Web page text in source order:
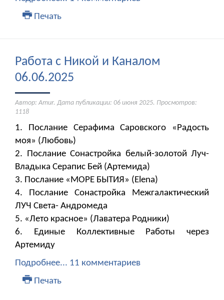
Печать
Работа с Никой и Каналом
06.06.2025
Автор: Amur. Дата публикации: 06 июня 2025. Просмотров:
1118
1. Послание Серафима Саровского «Радость
моя» (Любовь)
2. Послание Сонастройка белый-золотой Луч-
Владыка Серапис Бей (Артемида)
3. Послание «МОРЕ БЫТИЯ» (Elena)
4. Послание Сонастройка Межгалактический
ЛУЧ Света- Андромеда
5. «Лето красное» (Лаватера Родники)
6. Единые Коллективные Работы через
Артемиду
Подробнее... 11 комментариев
Печать